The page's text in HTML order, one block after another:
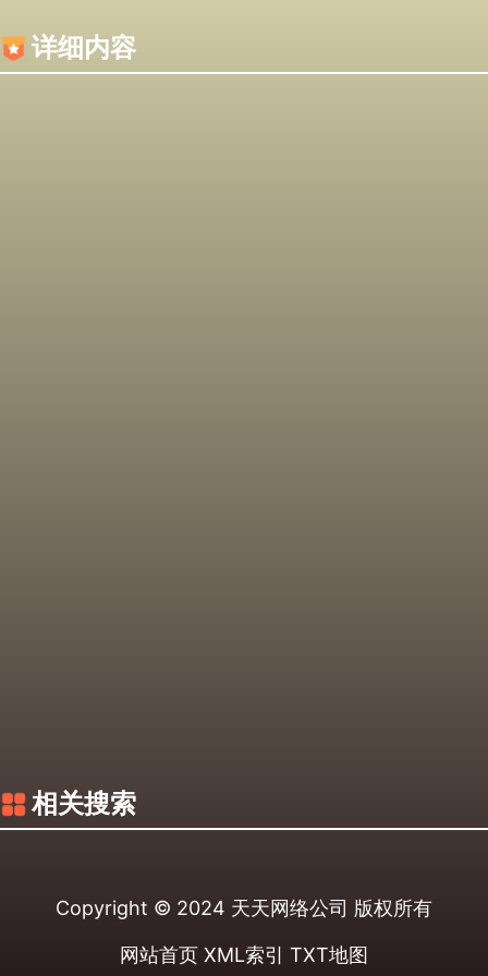
详细内容
相关搜索
Copyright © 2024 天天网络公司 版权所有
网站首页 XML索引 TXT地图